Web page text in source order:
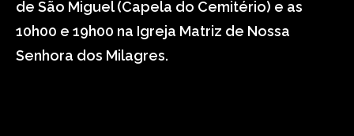
de São Miguel (Capela do Cemitério) e as
10h00 e 19h00 na Igreja Matriz de Nossa
Senhora dos Milagres.